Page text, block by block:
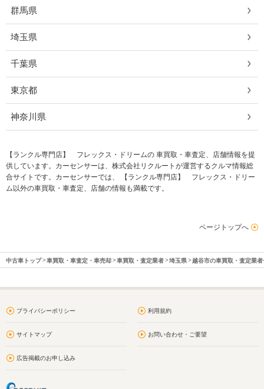
群馬県
埼玉県
千葉県
東京都
神奈川県
【ランクル専門店】 フレックス・ドリームの 車買取・車査定、店舗情報を提
供しています。カーセンサーは、株式会社リクルートが運営するクルマ情報総
合サイトです。カーセンサーでは、 【ランクル専門店】 フレックス・ドリー
ム以外の車買取・車査定、店舗の情報も満載です。
ページトップへ
中古車トップ 車買取・車査定・車売却 車買取・査定業者 埼玉県 越谷市の車買取・査定業者
プライバシーポリシー 利用規約
サイトマップ お問い合わせ・ご要望
広告掲載のお申し込み